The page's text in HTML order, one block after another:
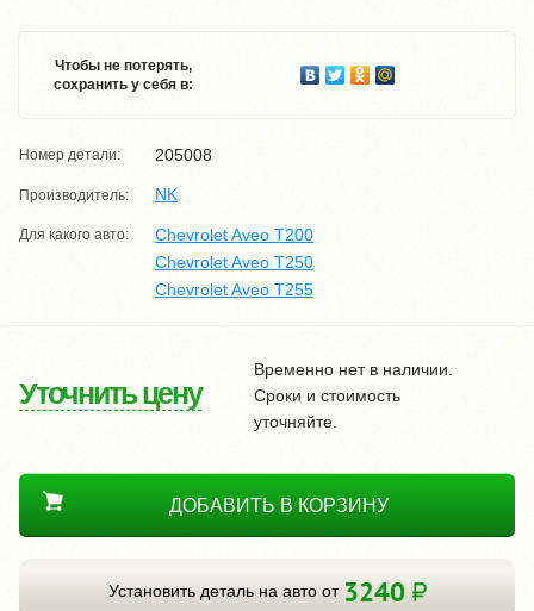
Чтобы не потерять,
сохранить у себя в:
Номер детали: 205008
Производитель: NK
Для какого авто:
Chevrolet Aveo T200
Chevrolet Aveo T250
Chevrolet Aveo T255
Уточнить цену
Временно нет в наличии.
Сроки и стоимость
уточняйте.
ДОБАВИТЬ В КОРЗИНУ
Установить деталь на авто от 3240